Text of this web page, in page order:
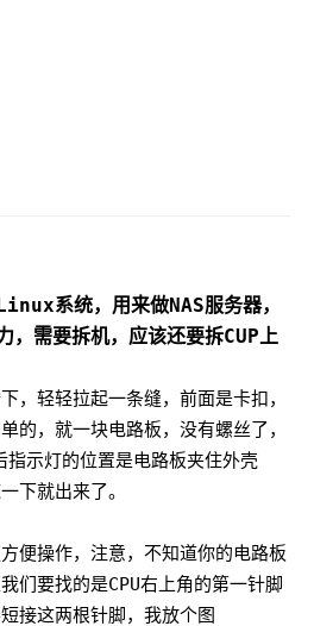
系统，用来做NAS服务器，
，需要拆机，应该还要拆CUP上
，轻轻拉起一条缝，前面是卡扣，
的，就一块电路板，没有螺丝了，
示灯的位置是电路板夹住外壳
下就出来了。
便操作，注意，不知道你的电路板
们要找的是CPU右上角的第一针脚
接这两根针脚，我放个图